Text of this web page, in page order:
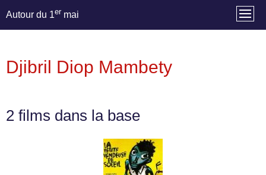
Autour du 1er mai
Djibril Diop Mambety
2 films dans la base